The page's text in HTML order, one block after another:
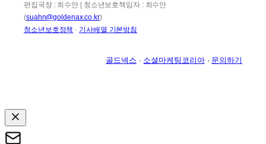
편집국장 : 최수안 | 청소년보호책임자 : 최수안
(suahn@goldenax.co.kr)
청소년보호정책 · 기사배열 기본방침
골드넥스 · 소셜마케팅코리아· 문의하기